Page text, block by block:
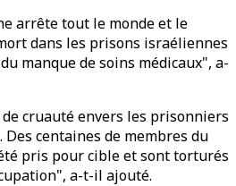
arrête tout le monde et le
dans les prisons israéliennes
manque de soins médicaux", a-
cruauté envers les prisonniers
centaines de membres du
pris pour cible et sont torturés
a-t-il ajouté.